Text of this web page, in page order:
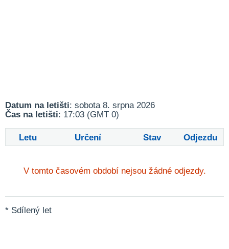
Datum na letišti: sobota 8. srpna 2026
Čas na letišti: 17:03 (GMT 0)
Letu Určení Stav Odjezdu
V tomto časovém období nejsou žádné odjezdy.
* Sdílený let